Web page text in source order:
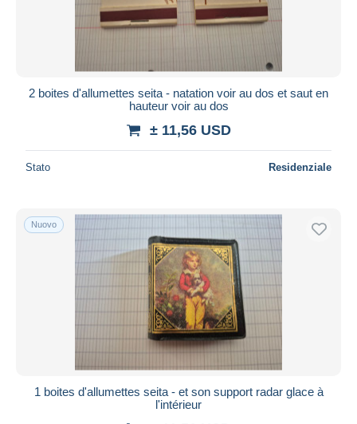
2 boites d'allumettes seita - natation voir au dos et saut en
hauteur voir au dos
± 11,56 USD
Stato Residenziale
Nuovo
1 boites d'allumettes seita - et son support radar glace à
l'intérieur